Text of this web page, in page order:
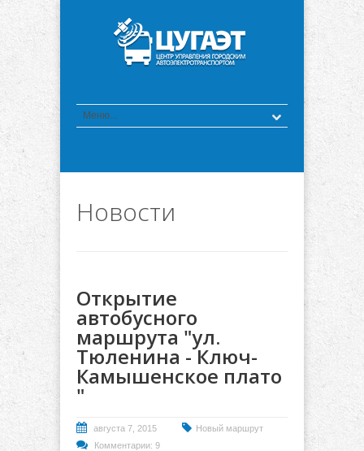
Новости
Открытие
автобусного
маршрута "ул.
Тюленина - Ключ-
Камышенское плато
"
августа 7, 2015
Новый маршрут
Комментарии: 9